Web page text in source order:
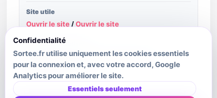
Site utile
Ouvrir le site /Ouvrir le site
Structure publiante
Bourgogne-Franche-Comté Tourisme -
Decibelles Data
Dernière mise à jour source
Confidentialité
Sortee.fr utilise uniquement les cookies essentiels
pour la connexion et, avec votre accord, Google
Analytics pour améliorer le site.
Essentiels seulement